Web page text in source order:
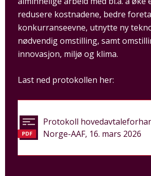
redusere kostnadene, bedre
konkurranseevne, utnytte ny
nødvendig omstilling, samt
innovasjon, miljø og klima.
Last ned protokollen her:
Protokoll
Norge-AAF, 16. mars 2026